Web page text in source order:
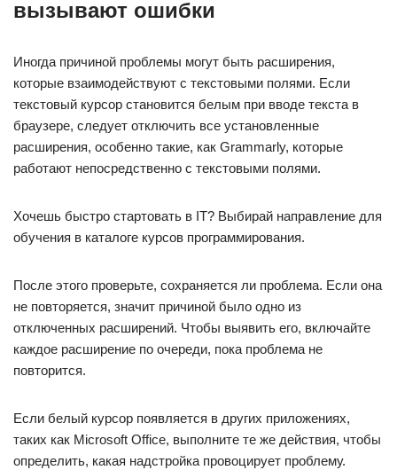
вызывают ошибки
Иногда причиной проблемы могут быть расширения,
которые взаимодействуют с текстовыми полями. Если
текстовый курсор становится белым при вводе текста в
браузере, следует отключить все установленные
расширения, особенно такие, как Grammarly, которые
работают непосредственно с текстовыми полями.
Хочешь быстро стартовать в IT? Выбирай направление для
обучения в каталоге курсов программирования.
После этого проверьте, сохраняется ли проблема. Если она
не повторяется, значит причиной было одно из
отключенных расширений. Чтобы выявить его, включайте
каждое расширение по очереди, пока проблема не
повторится.
Если белый курсор появляется в других приложениях,
таких как Microsoft Office, выполните те же действия, чтобы
определить, какая надстройка провоцирует проблему.